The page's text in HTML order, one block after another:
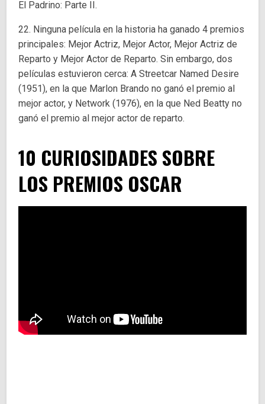
El Padrino: Parte II.
22. Ninguna película en la historia ha ganado 4 premios
principales: Mejor Actriz, Mejor Actor, Mejor Actriz de
Reparto y Mejor Actor de Reparto. Sin embargo, dos
películas estuvieron cerca: A Streetcar Named Desire
(1951), en la que Marlon Brando no ganó el premio al
mejor actor, y Network (1976), en la que Ned Beatty no
ganó el premio al mejor actor de reparto.
10 CURIOSIDADES SOBRE
LOS PREMIOS OSCAR